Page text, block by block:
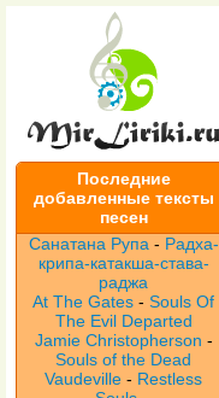
Последние
добавленные тексты
песен
Санатана Рупа - Радха-
крипа-катакша-става-
раджа
At The Gates -Souls Of
The Evil Departed
Jamie Christopherson -
Souls of the Dead
Vaudeville- Restless